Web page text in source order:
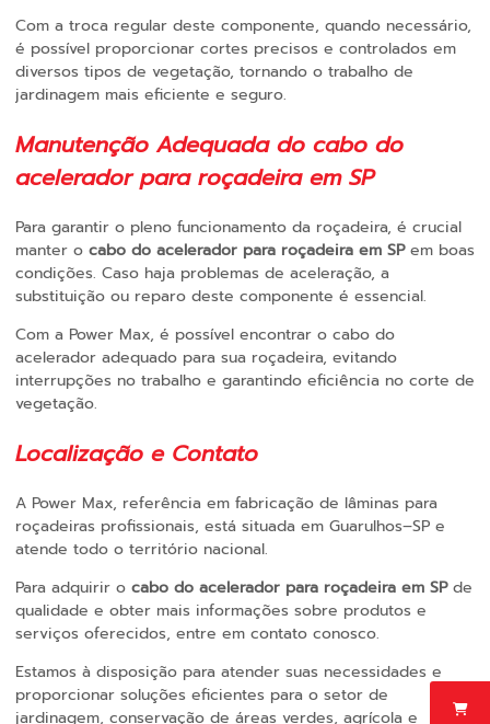
Com a troca regular deste componente, quando necessário,
é possível proporcionar cortes precisos e controlados em
diversos tipos de vegetação, tornando o trabalho de
jardinagem mais eficiente e seguro.
Manutenção Adequada do cabo do
acelerador para roçadeira em SP
Para garantir o pleno funcionamento da roçadeira, é crucial
manter o cabo do acelerador para roçadeira em SPem boas
condições. Caso haja problemas de aceleração, a
substituição ou reparo deste componente é essencial.
Com a Power Max, é possível encontrar o cabo do
acelerador adequado para sua roçadeira, evitando
interrupções no trabalho e garantindo eficiência no corte de
vegetação.
Localização e Contato
A Power Max, referência em fabricação de lâminas para
roçadeiras profissionais, está situada em Guarulhos–SP e
atende todo o território nacional.
Para adquirir o cabo do acelerador para roçadeira em SPde
qualidade e obter mais informações sobre produtos e
serviços oferecidos, entre em contato conosco.
Estamos à disposição para atender suas necessidades e
proporcionar soluções eficientes para o setor de
jardinagem, conservação de áreas verdes, agrícola e